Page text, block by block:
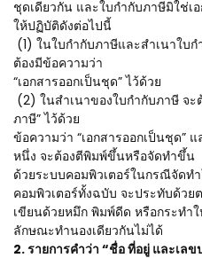
ชุดเดียวกัน และใบกำกับภาษีมิใช่เ
ให้ปฏิบัติดังต่อไปนี้
(1) ในใบกำกับภาษีและสำเนาใบ
ต้องมีข้อความว่า
“เอกสารออกเป็นชุด” ไว้ด้วย
(2) ในสำเนาของใบกำกับภาษี จะ
ภาษี” ไว้ด้วย
ข้อความว่า “เอกสารออกเป็นชุด”
หนึ่ง จะต้องตีพิมพ์ขึ้นหรือจัดทำขึ้น
ด้วยระบบคอมพิวเตอร์ในกรณีจัดท
คอมพิวเตอร์ทั้งฉบับ จะประทับด้วย
เขียนด้วยหมึก พิมพ์ดีด หรือกระทำ
ลักษณะทำนองเดียวกันไม่ได้
2. รายการคำว่า “ชื่อ ที่อยู่ และเล